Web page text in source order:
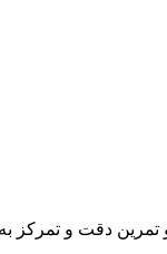
دقت و تمرکز به